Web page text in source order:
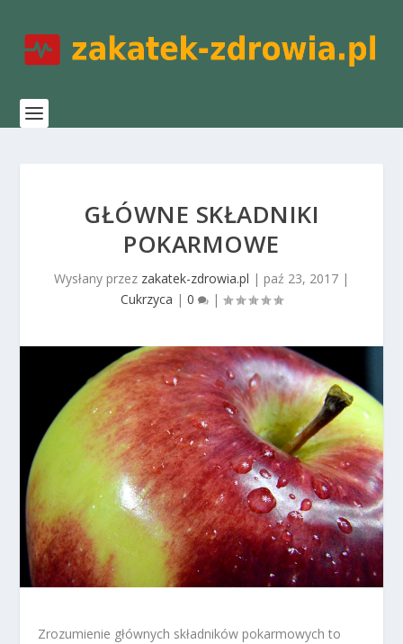
GŁÓWNE SKŁADNIKI
POKARMOWE
Wysłany przez zakatek-zdrowia.pl | paź 23, 2017 |
Cukrzyca | 0 |
Zrozumienie głównych składników pokarmowych to